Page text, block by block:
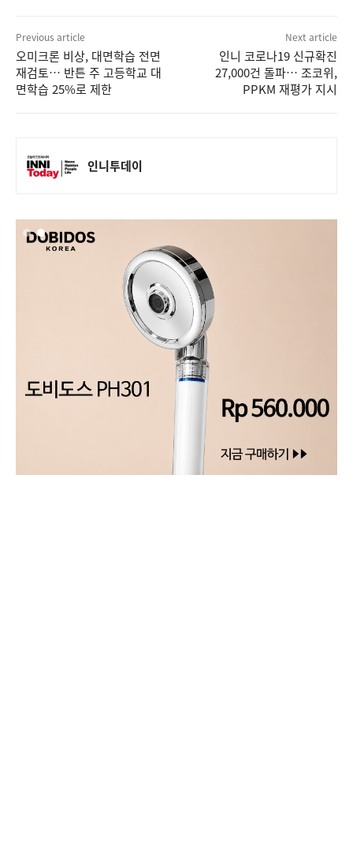
Previous article
오미크론 비상, 대면학습 전면
재검토… 반튼 주 고등학교 대
면학습 25%로 제한
Next article
인니 코로나19 신규확진
27,000건 돌파… 조코위,
PPKM 재평가 지시
인니투데이